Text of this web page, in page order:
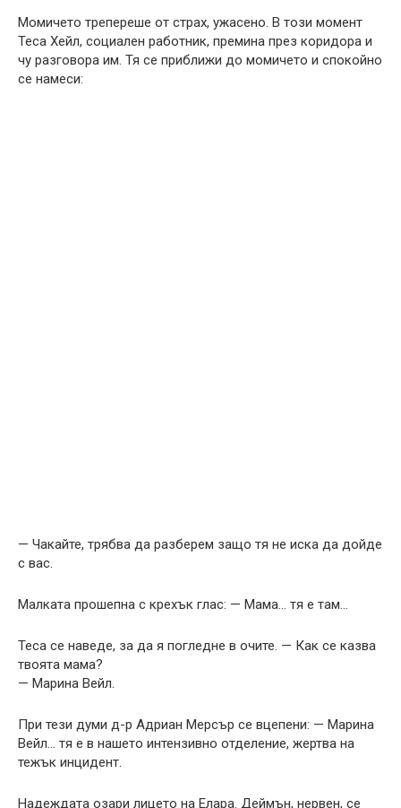
Момичето трепереше от страх, ужасено. В този момент
Теса Хейл, социален работник, премина през коридора и
чу разговора им. Тя се приближи до момичето и спокойно
се намеси:
— Чакайте, трябва да разберем защо тя не иска да дойде
с вас.
Малката прошепна с крехък глас: — Мама… тя е там…
Теса се наведe, за да я погледне в очите. — Как се казва
твоята мама?
— Марина Вейл.
При тези думи д-р Адриан Мерсър се вцепени: — Марина
Вейл… тя е в нашето интензивно отделение, жертва на
тежък инцидент.
Надеждата озари лицето на Елaра. Деймън, нервен, се